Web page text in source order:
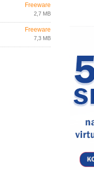
Freeware
2,7 MB
Freeware
7,3 MB